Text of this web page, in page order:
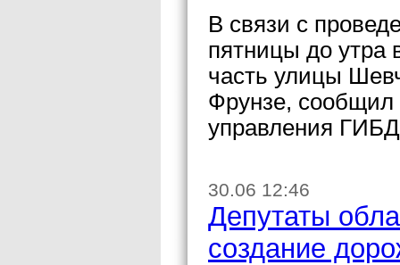
В связи с
пятницы до утра
часть улицы
Фрунзе, сообщил
управления
30.06 12:46
Депутаты
создание